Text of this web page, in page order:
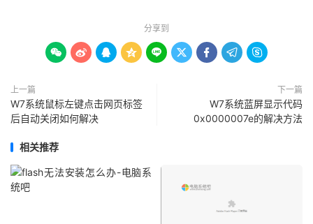
分享到
        
上一篇
W7系统鼠标左键点击网页标签
后自动关闭如何解决
下一篇
W7系统蓝屏显示代码
0x0000007e的解决方法
相关推荐